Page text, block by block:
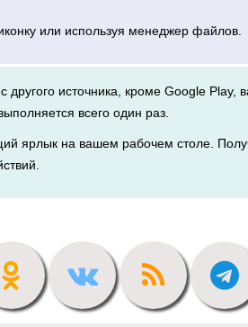
или используя менеджер файлов.
другого источника, кроме Google Play,
всего один раз.
ярлык на вашем рабочем столе.